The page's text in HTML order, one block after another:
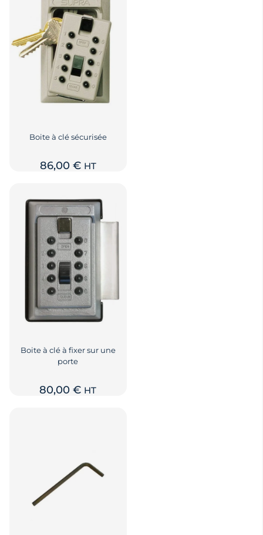
Boite à clé sécurisée
86,00 € HT
Boite à clé à fixer sur une
porte
80,00€ HT